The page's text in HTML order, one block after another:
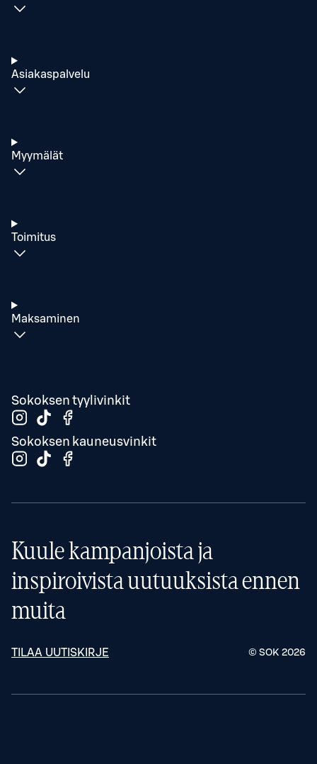
Asiakaspalvelu
Myymälät
Toimitus
Maksaminen
Sokoksen tyylivinkit
Sokoksen kauneusvinkit
Kuule kampanjoista ja
inspiroivista uutuuksista ennen
muita
TILAA UUTISKIRJE © SOK 2026